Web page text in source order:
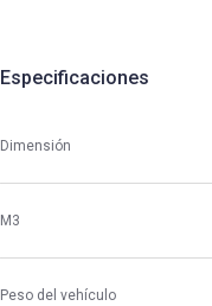
Especificaciones
Dimensión
M3
Peso del vehículo